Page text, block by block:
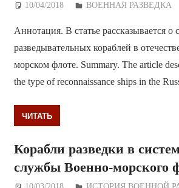
10/04/2018 Дежурный по Редакции
ВОЕННАЯ РАЗВЕДКА
Аннотация. В статье рассказывается о
разведывательных кораблей в
морском флоте. Summary. The article
the type of reconnaissance ships in the
ЧИТАТЬ
Корабли разведки в
службы Военно-морского